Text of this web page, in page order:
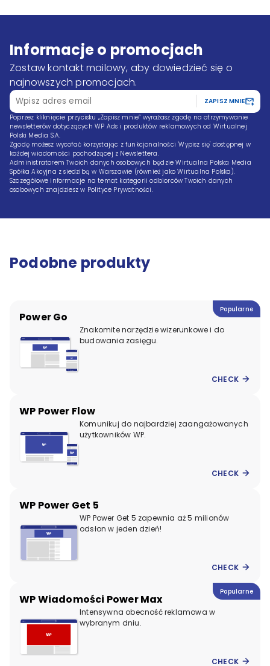
Informacje o promocjach
Zostaw kontakt mailowy, aby dowiedzieć się o
najnowszych promocjach.
ZAPISZ MNIE
Poprzez kliknięcie przycisku „Zapisz mnie” wyrażasz zgodę na otrzymywanie
newsletterów dotyczących WP Ads i produktów reklamowych od Wirtualnej
Polski Media S.A.
Zgodę możesz wycofać korzystając z funkcjonalności 'Wypisz się' dostępnej w
każdej wiadomości pochodzącej z Newslettera.
Administratorem Twoich danych osobowych będzie Wirtualna Polska Media
Spółka Akcyjna z siedzibą w Warszawie (również jako Wirtualna Polska).
Szczegółowe informacje na temat kategorii odbiorców Twoich danych
osobowych znajdziesz w Polityce Prywatności.
Podobne produkty
Power Go
Popularne
Znakomite narzędzie wizerunkowe i do
budowania zasięgu.
CHECK
WP Power Flow
Komunikuj do najbardziej zaangażowanych
użytkowników WP.
CHECK
WP Power Get 5
WP Power Get 5 zapewnia aż 5 milionów
odsłon w jeden dzień!
CHECK
WP Wiadomości Power Max
Popularne
Intensywna obecność reklamowa w
wybranym dniu.
CHECK